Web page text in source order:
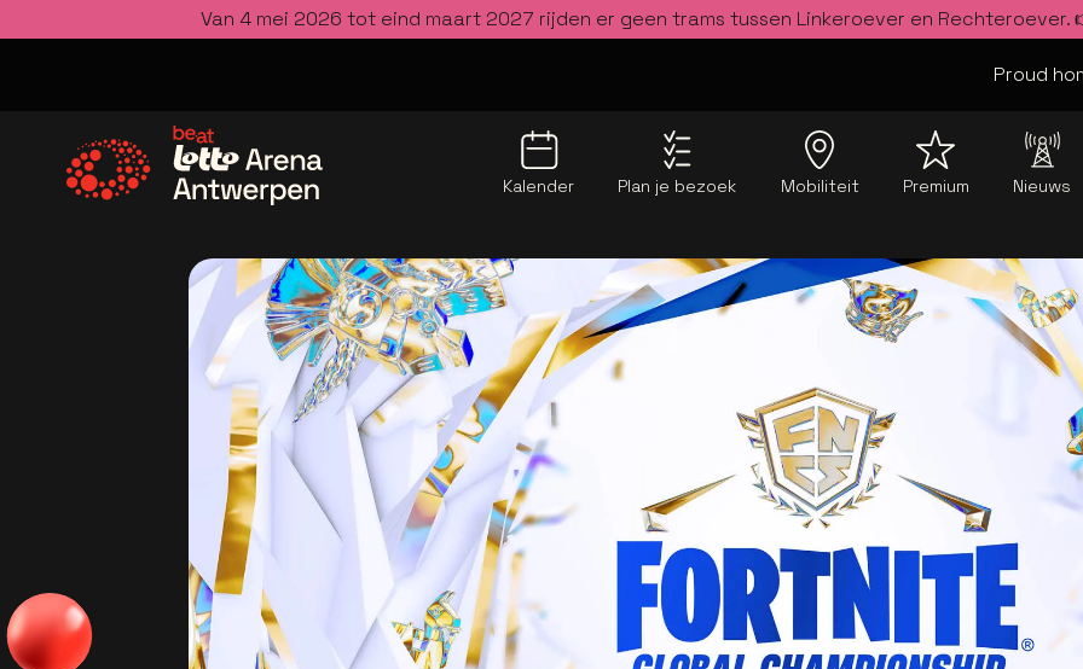
Van 4 mei 2026 tot eind maart 2027 rijden er geen trams tussen Linkeroever en Rechteroever.
Proud
Kalender Plan je bezoek Mobiliteit Premium Nieuws